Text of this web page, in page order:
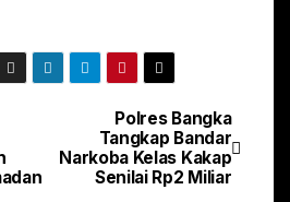
Polres Bangka
Tangkap Bandar
Narkoba Kelas Kakap
Senilai Rp2 Miliar